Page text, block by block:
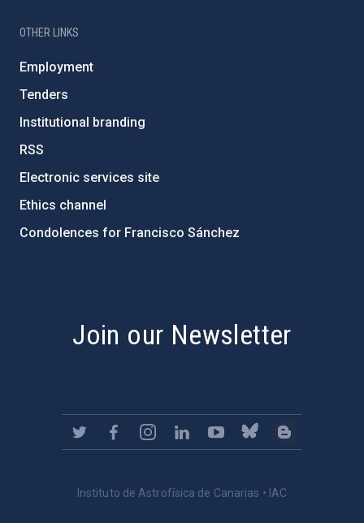
OTHER LINKS
Employment
Tenders
Institutional branding
RSS
Electronic services site
Ethics channel
Condolences for Francisco Sánchez
Join our Newsletter
Instituto de Astrofísica de Canarias • IAC